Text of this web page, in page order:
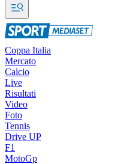
Coppa Italia
Mercato
Calcio
Live
Risultati
Video
Foto
Tennis
Drive UP
F1
MotoGp